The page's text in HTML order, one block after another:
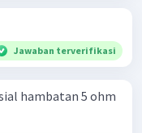
Jawaban terverifikasi